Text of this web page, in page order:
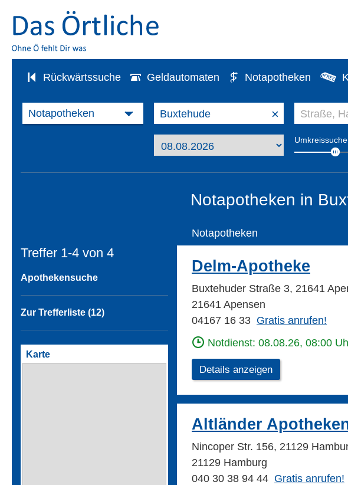
Rückwärtssuche Geldautomaten Notapotheken
×
Notapotheken in
Treffer 1-4 von 4
Apothekensuche
Zur Trefferliste (12)
Notapotheken
Delm-Apotheke
Buxtehuder Straße 3, 21641
21641 Apensen
04167 16 33 Gratis anrufen!
Notdienst: 08.08.26, 08:00
Details anzeigen
Altländer
Nincoper Str. 156, 21129
21129 Hamburg
040 30 38 94 44 Gratis anrufen!
Karte